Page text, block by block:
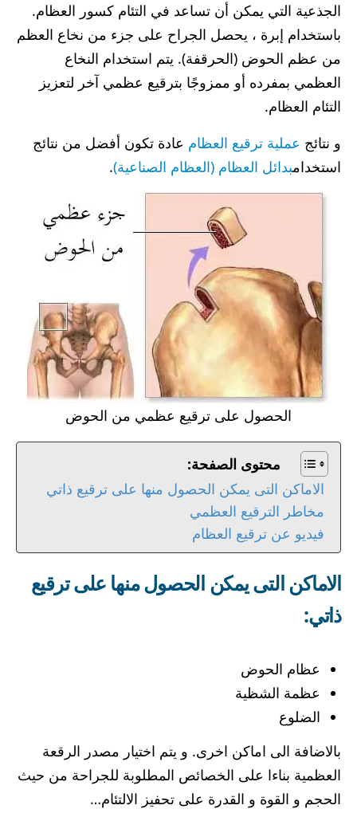
الجذعية التي يمكن أن تساعد في التئام كسور العظام.
باستخدام إبرة ، يحصل الجراح على جزء من نخاع العظم
من عظم الحوض (الحرقفة). يتم استخدام النخاع
العظمي بمفرده أو ممزوجًا بترقيع عظمي آخر لتعزيز
التئام العظام.
و نتائج عملية ترقيع العظام عادة تكون أفضل من نتائج
استخدامبدائل العظام (العظام الصناعية).
الحصول على ترقيع عظمي من الحوض
محتوى الصفحة:
الاماكن التى يمكن الحصول منها على ترقيع ذاتي
مخاطر الترقيع العظمي
فيديو عن ترقيع العظام
الاماكن التى يمكن الحصول منها على ترقيع
ذاتي:
عظام الحوض
عظمة الشظية
الضلوع
بالاضافة الى اماكن اخرى. و يتم اختيار مصدر الرقعة
العظمية بناءا على الخصائص المطلوبة للجراحة من حيث
الحجم و القوة و القدرة على تحفيز الالتئام…